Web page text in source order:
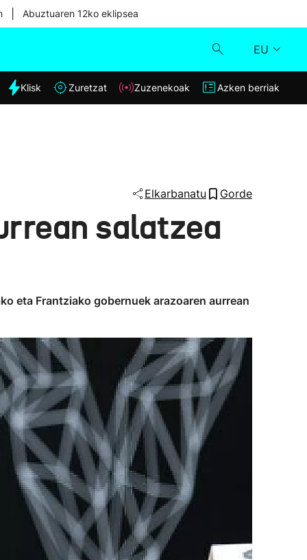
Abuztuaren 12ko eklipsea
EU
Klisk
Azken berriak
Klisk Zuretzat Zuzenekoak Azken berriak
Elkarbanatu Gorde
salatzea
eta Frantziako gobernuek arazoaren aurrean